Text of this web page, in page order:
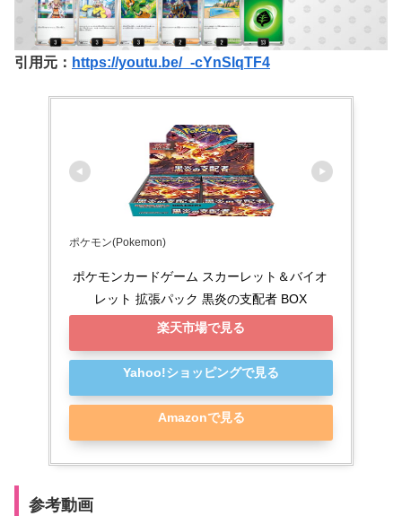
引用元： https://youtu.be/_-cYnSlqTF4
ポケモン(Pokemon)
ポケモンカードゲーム スカーレット＆バイオ
レット 拡張パック 黒炎の支配者 BOX
楽天市場で見る
Yahoo!ショッピングで見る
Amazonで見る
参考動画